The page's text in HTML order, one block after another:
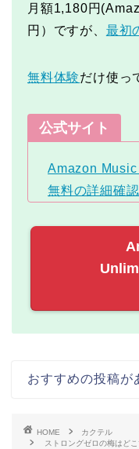
月額1,180円
円）ですが、 最初
無料体験だけ使っ
公式サイト
Amazon
無料の詳細確
おすすめの投稿が
HOME
カクテル
ストロングゼロの梅はど